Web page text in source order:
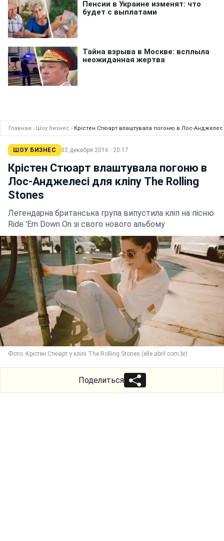
Главная › Шоу бизнес › Крістен Стюарт влаштувала погоню в Лос-
ШОУ БИЗНЕС 02 декабря 2016 · 20:17
Крістен Стюарт влаштувала погоню в
Лос-Анджелесі для кліпу The Rolling
Stones
Легендарна британська група випустила кліп на пісню
Ride 'Em Down On зі свого нового альбому
Фото: Крістен Стюарт у кліпі The Rolling Stones (elle.abril.com.br)
Поделиться